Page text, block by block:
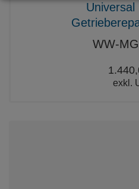
Universal
WW-
exkl.